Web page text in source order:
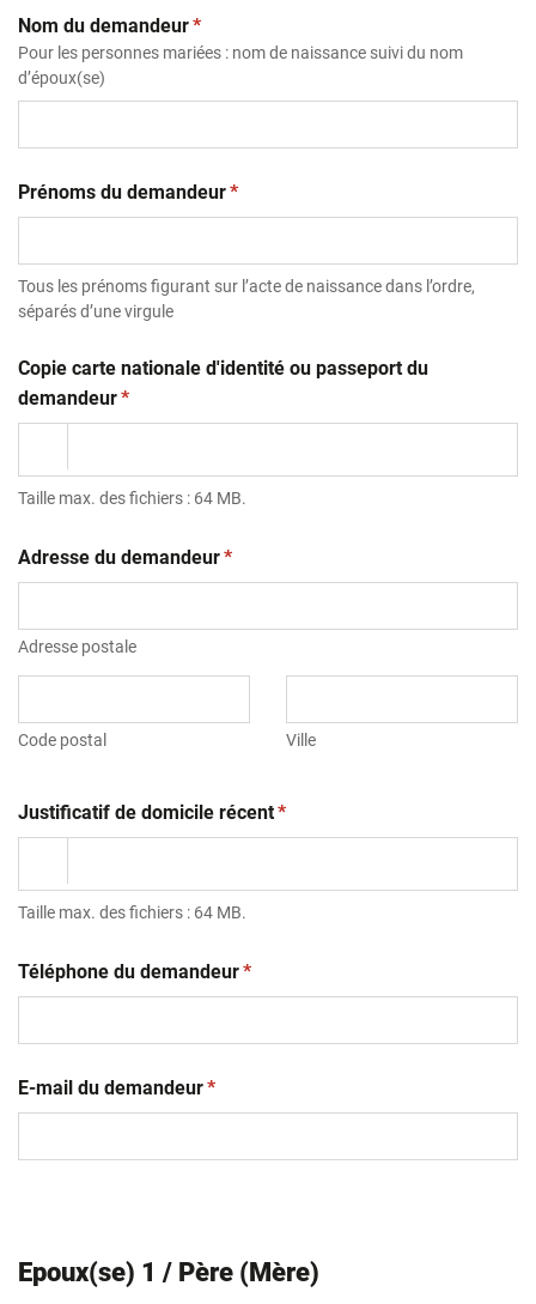
Nom du demandeur(obligatoire)
*
Pour les personnes mariées : nom de naissance suivi du nom
d’époux(se)
Prénoms du demandeur(obligatoire)
*
Tous les prénoms figurant sur l’acte de naissance dans l’ordre,
séparés d’une virgule
Copie carte nationale d'identité ou passeport du
demandeur(obligatoire)
*
Taille max. des fichiers : 64 MB.
Adresse du demandeur(obligatoire)
*
Adresse postale
Code postal Ville
Justificatif de domicile récent(obligatoire)
*
Taille max. des fichiers : 64 MB.
Téléphone du demandeur(obligatoire)
*
E-mail du demandeur(obligatoire)
*
Epoux(se) 1 / Père (Mère)